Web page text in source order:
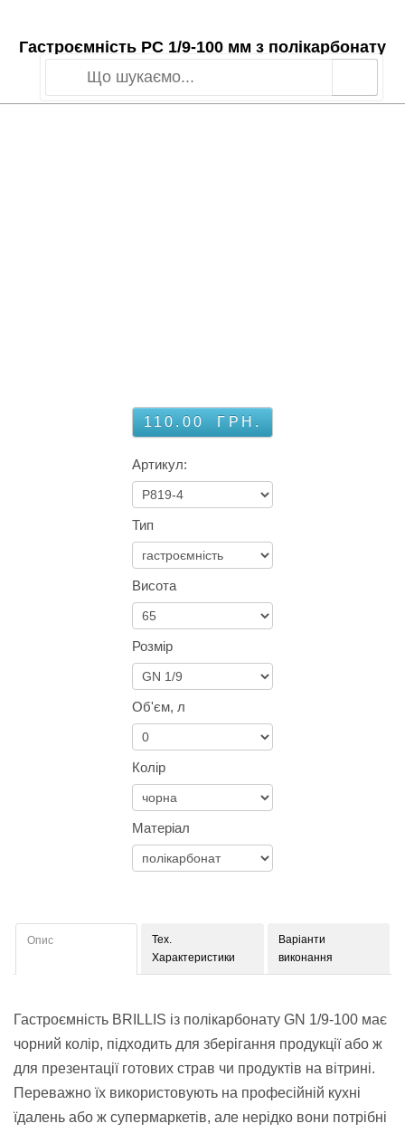
Гастроємність РС 1/9-100 мм з полікарбонату
110.00 ГРН.
Артикул:
Тип
Висота
Розмір
Об'єм, л
Колір
Матеріал
Опис
Тех.
Характеристики
Варіанти
виконання
Гастроємність BRILLIS із полікарбонату GN 1/9-100 має
чорний колір, підходить для зберігання продукції або ж
для презентації готових страв чи продуктів на вітрині.
Переважно їх використовують на професійній кухні
їдалень або ж супермаркетів, але нерідко вони потрібні